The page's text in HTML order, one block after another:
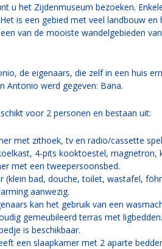
u het Zijdenmuseum bezoeken.
is een gebied met veel landbouw
van de mooiste wandelgebieden
de eigenaars, die zelf in een huis
Antonio werd gegeven: Bana.
voor 2 personen en bestaan uit:
met zithoek, tv en radio/cassette
4-pits kooktoestel,
met een tweepersoonsbed.
(klein bad, douche, toilet, wastafel,
aanwezig.
kan het gebruik van een
gemeubileerd terras met ligbedden.
is beschikbaar.
een slaapkamer met 2 aparte